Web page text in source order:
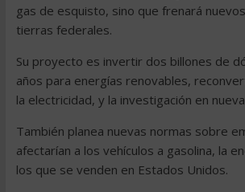
gas de esquisto, sino que frenará
tierras federales.
Su proyecto es invertir dos billones de
años para energías renovables,
la electricidad, y la investigación en
También planea nuevas normas sobre
afectarían a los vehículos a gasolina, la
los que se venden en Estados Unidos.